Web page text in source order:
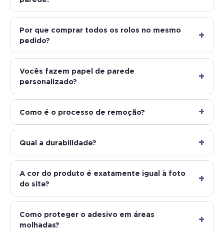
Por que comprar todos os rolos no mesmo
pedido?
Vocês fazem papel de parede
personalizado?
Como é o processo de remoção?
Qual a durabilidade?
A cor do produto é exatamente igual à foto
do site?
Como proteger o adesivo em áreas
molhadas?